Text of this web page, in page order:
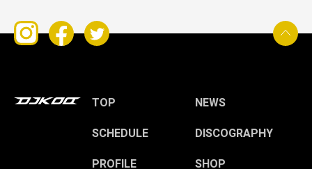
TOP
NEWS
SCHEDULE
DISCOGRAPHY
PROFILE
SHOP